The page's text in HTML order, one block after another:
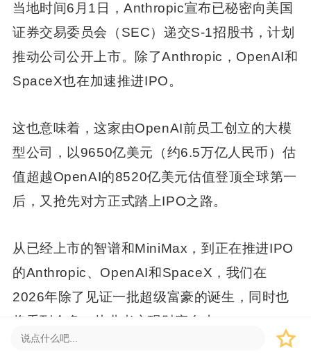
当地时间6月1日，Anthropic宣布已秘密向美国
证券交易委员会（SEC）递交S-1招股书，计划
推动公司公开上市。除了Anthropic，OpenAI和
SpaceX也在加速推进IPO。
这也意味着，这家由OpenAI前员工创立的大模
型公司，以9650亿美元（约6.5万亿人民币）估
值超越OpenAI的8520亿美元估值登顶全球第一
后，又抢先对方正式踏上IPO之路。
从已经上市的智谱和MiniMax，到正在推进IPO
的Anthropic、OpenAI和SpaceX，我们在
2026年除了见证一批超级富豪的诞生，同时也
将看到众多AI从业者实现财富自由。